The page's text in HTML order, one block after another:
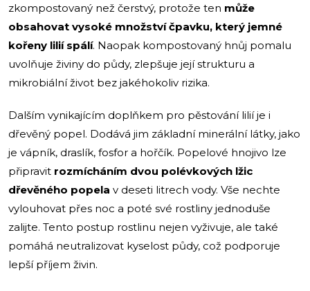
zkompostovaný než čerstvý, protože ten může
obsahovat vysoké množství čpavku, který jemné
kořeny lilií spálí. Naopak kompostovaný hnůj pomalu
uvolňuje živiny do půdy, zlepšuje její strukturu a
mikrobiální život bez jakéhokoliv rizika.
Dalším vynikajícím doplňkem pro pěstování lilií je i
dřevěný popel. Dodává jim základní minerální látky, jako
je vápník, draslík, fosfor a hořčík. Popelové hnojivo lze
připravit rozmícháním dvou polévkových lžic
dřevěného popela v deseti litrech vody. Vše nechte
vylouhovat přes noc a poté své rostliny jednoduše
zalijte. Tento postup rostlinu nejen vyživuje, ale také
pomáhá neutralizovat kyselost půdy, což podporuje
lepší příjem živin.